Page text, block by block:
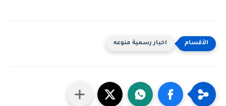
اخبار رسمية منوعه